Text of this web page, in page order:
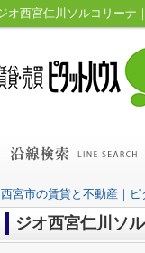
西宮市の賃貸と不動産｜
ジオ西宮仁川ソ